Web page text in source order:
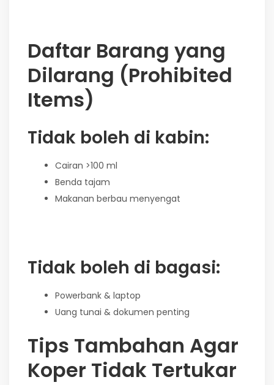
Daftar Barang yang
Dilarang (Prohibited
Items)
Tidak boleh di kabin:
Cairan >100 ml
Benda tajam
Makanan berbau menyengat
Tidak boleh di bagasi:
Powerbank & laptop
Uang tunai & dokumen penting
Tips Tambahan Agar
Koper Tidak Tertukar